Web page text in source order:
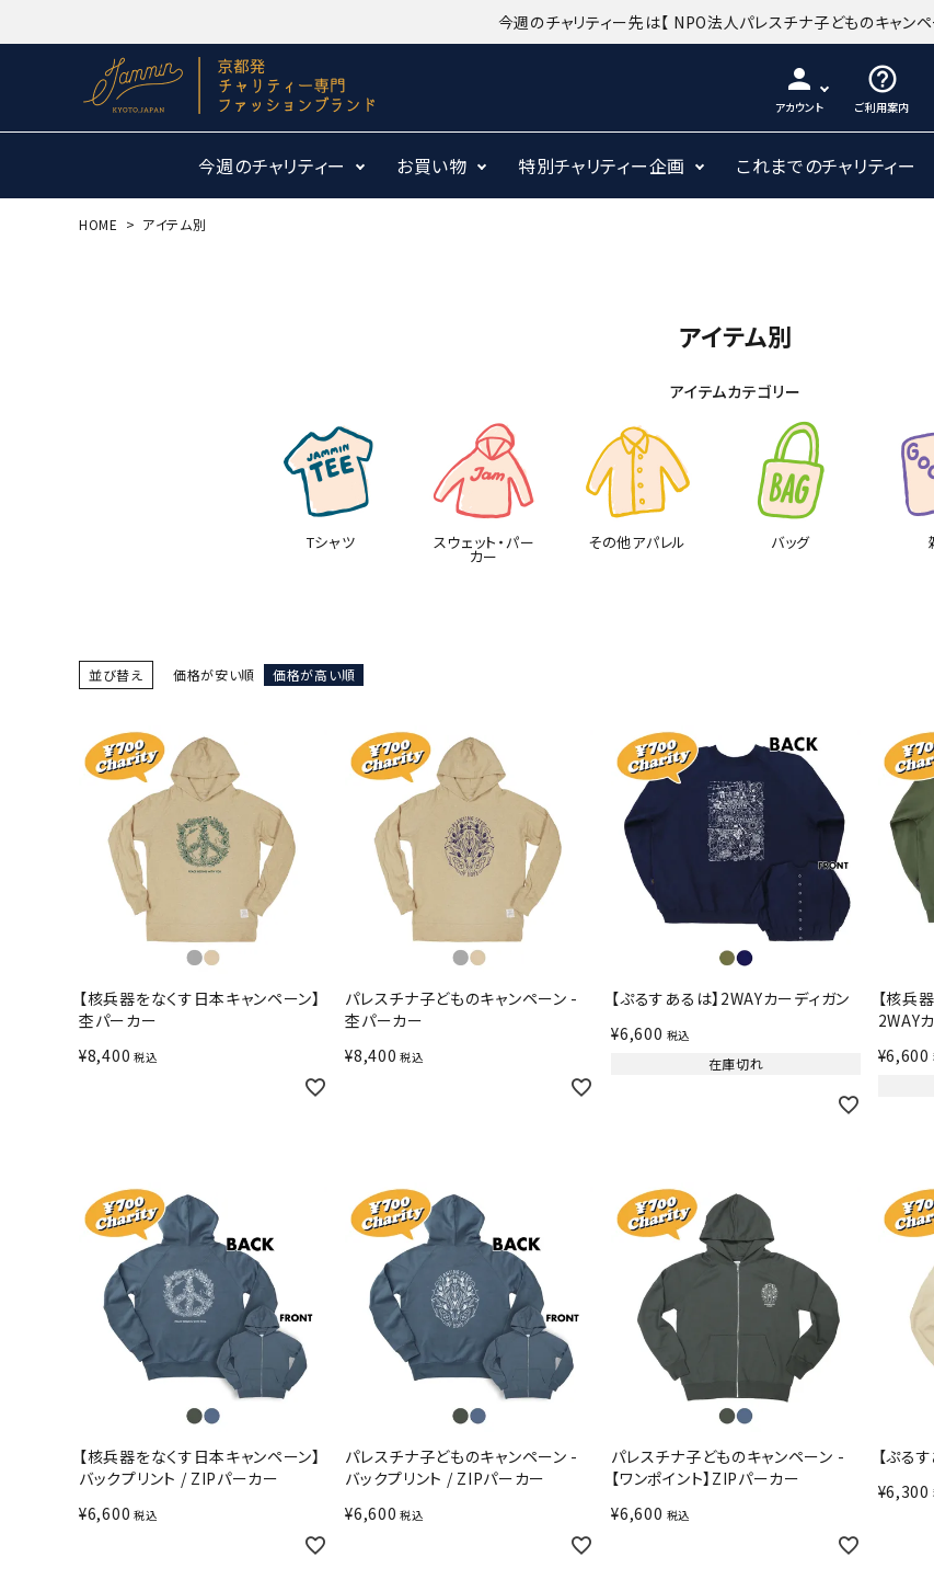
今週のチャリティー先は【 NPO法人パレスチナ子どものキャンペ
person
アカウント
help_outline
ご利用案内
今週のチャリティー お買い物 特別チャリティー企画 これまでのチャリティー
HOME アイテム別
アイテム別
アイテムカテゴリー
Tシャツ スウェット・パー
カー
その他アパレル バッグ
並び替え 価格が安い順 価格が高い順
【核兵器をなくす日本キャンペーン】
杢パーカー
¥8,400 税込
パレスチナ子どものキャンペーン -
杢パーカー
¥8,400 税込
【ぷるすあるは】2WAYカーディガン
¥6,600 税込
在庫切れ
【核兵
2WAY
¥6,600
【核兵器をなくす日本キャンペーン】
バックプリント / ZIPパーカー
¥6,600 税込
パレスチナ子どものキャンペーン -
バックプリント / ZIPパーカー
¥6,600 税込
パレスチナ子どものキャンペーン -
【ワンポイント】ZIPパーカー
¥6,600 税込
【ぷる
¥6,300